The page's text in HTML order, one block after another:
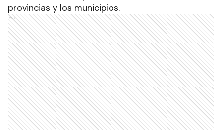
provincias y los municipios.
Ads